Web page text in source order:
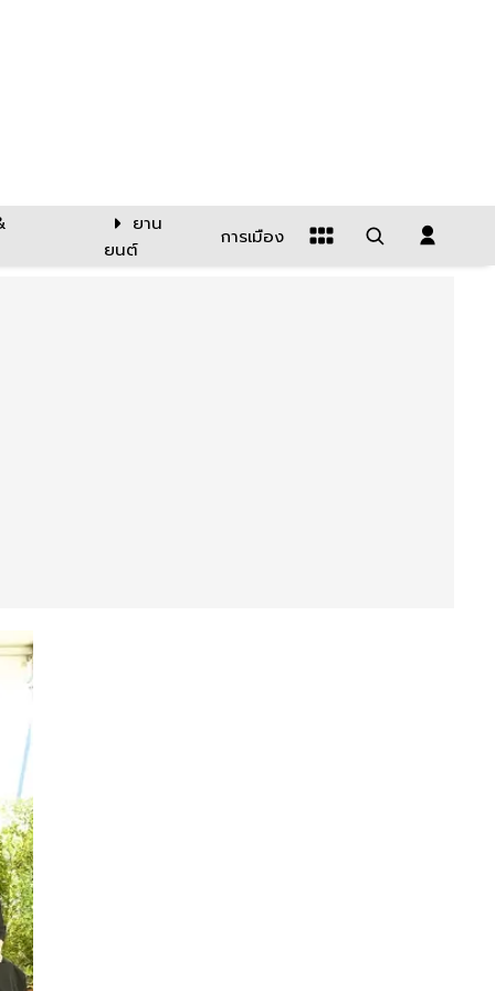
ยาน
ยนต์
การเมือง